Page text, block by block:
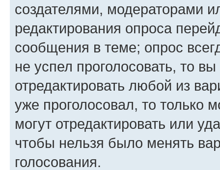
создателями, модераторами
редактирования опроса
сообщения в теме; опрос
не успел проголосовать, то
отредактировать любой из
уже проголосовал, то только
могут отредактировать или
чтобы нельзя было менять
голосования.